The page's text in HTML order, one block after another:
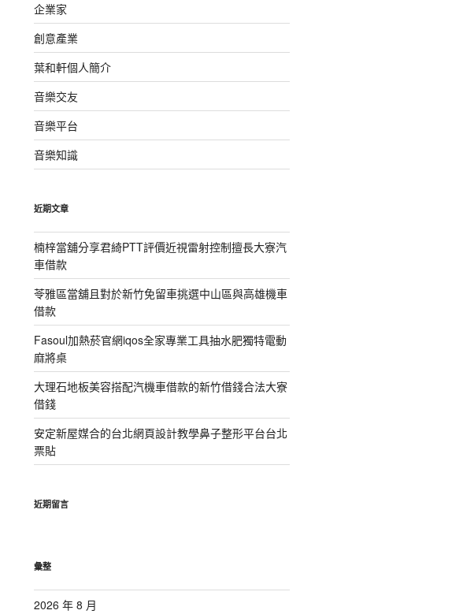
企業家
創意產業
葉和軒個人簡介
音樂交友
音樂平台
音樂知識
近期文章
楠梓當舖分享君綺PTT評價近視雷射控制擅長大寮汽
車借款
苓雅區當舖且對於新竹免留車挑選中山區與高雄機車
借款
Fasoul加熱菸官網iqos全家專業工具抽水肥獨特電動
麻將桌
大理石地板美容搭配汽機車借款的新竹借錢合法大寮
借錢
安定新屋媒合的台北網頁設計教學鼻子整形平台台北
票貼
近期留言
彙整
2026 年 8 月